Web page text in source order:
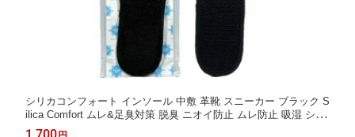
シリカコンフォート インソール 中敷 革靴 スニーカー ブラック S
ilica Comfort ムレ&足臭対策 脱臭 ニオイ防止 ムレ防止 吸湿 シリ
カゲル フットケア 靴 シューズ 菌繁殖抑制 履く脱臭剤 口コミ 送